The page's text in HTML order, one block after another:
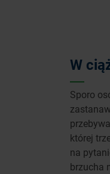
W
Sporo
której
na
brzucha